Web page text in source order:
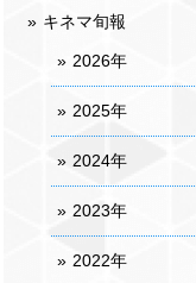
キネマ旬報
2026年
2025年
2024年
2023年
2022年